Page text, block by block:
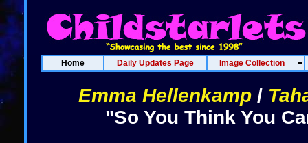
Home Daily Updates Page Image Collection
Emma Hellenkamp /
"So You Think You